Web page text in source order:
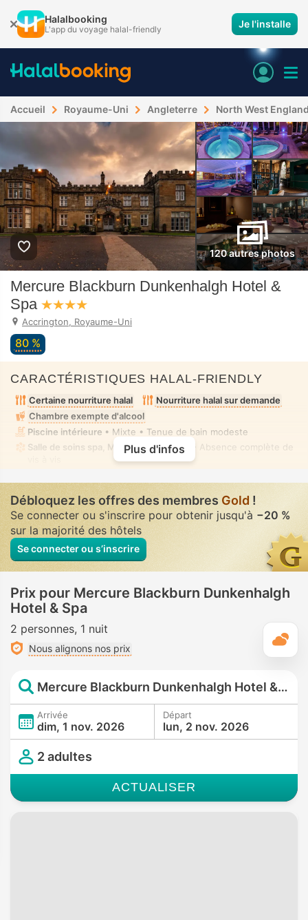
Halalbooking
L'app du voyage halal-friendly Je l'installe
Accueil Royaume-Uni Angleterre North West
120 autres photos
Mercure Blackburn Dunkenhalgh Hotel &
Spa
Accrington, Royaume-Uni
80 %
CARACTÉRISTIQUES HALAL-FRIENDLY
Certaine nourriture halal
Nourriture halal sur demande
Chambre exempte d'alcool
Piscine intérieure • Mixte • Tenue de bain modeste
Salle de soins spa, Massage • Privé(e) • Absence complète de
Plus d'infos
Débloquez les offres des membres Gold !
Se connecter ou s'inscrire pour obtenir jusqu'à −20 %
sur la majorité des hôtels
Se connecter ou s’inscrire
Prix pour Mercure Blackburn Dunkenhalgh
Hotel & Spa
2 personnes 1 nuit
Nous alignons nos prix
Mercure Blackburn Dunkenhalgh Hotel & Spa
Arrivée
dim, 1 nov. 2026
Départ
lun, 2 nov. 2026
2 adultes
ACTUALISER